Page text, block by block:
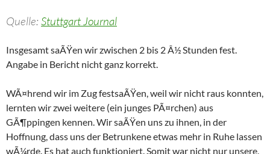
Quelle: Stuttgart Journal
Insgesamt saÃŸen wir zwischen 2 bis 2 Â½ Stunden fest.
Angabe in Bericht nicht ganz korrekt.
WÃ¤hrend wir im Zug festsaÃŸen, weil wir nicht raus konnten,
lernten wir zwei weitere (ein junges PÃ¤rchen) aus
GÃ¶ppingen kennen. Wir saÃŸen uns zu ihnen, in der
Hoffnung, dass uns der Betrunkene etwas mehr in Ruhe lassen
wÃ¼rde. Es hat auch funktioniert. Somit war nicht nur unsere,